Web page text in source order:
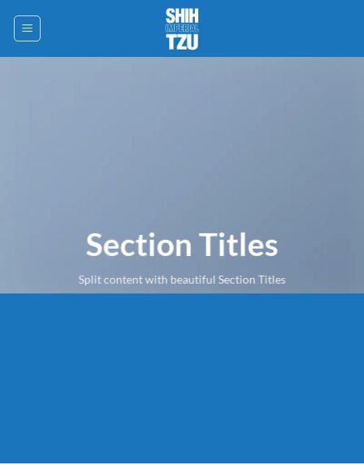
Section Titles
Split content with beautiful Section Titles